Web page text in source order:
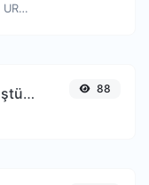
Encode any string input to URL format.
Sayıdan Yazıya Dönüştürücü 88